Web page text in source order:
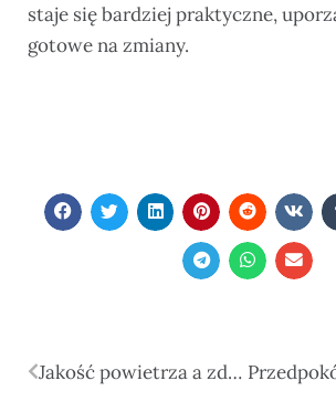
staje się bardziej praktyczne,
gotowe na zmiany.
Jakość powietrza a zdrowie, koncentracja i codzienna energia